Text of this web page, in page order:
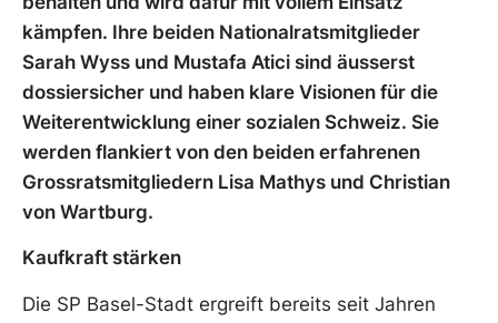
kämpfen. Ihre beiden Nationalratsmitglieder
Sarah Wyss und Mustafa Atici sind äusserst
dossiersicher und haben klare Visionen für die
Weiterentwicklung einer sozialen Schweiz. Sie
werden flankiert von den beiden erfahrenen
Grossratsmitgliedern Lisa Mathys und Christian
von Wartburg.
Kaufkraft stärken
Die SP Basel-Stadt ergreift bereits seit Jahren